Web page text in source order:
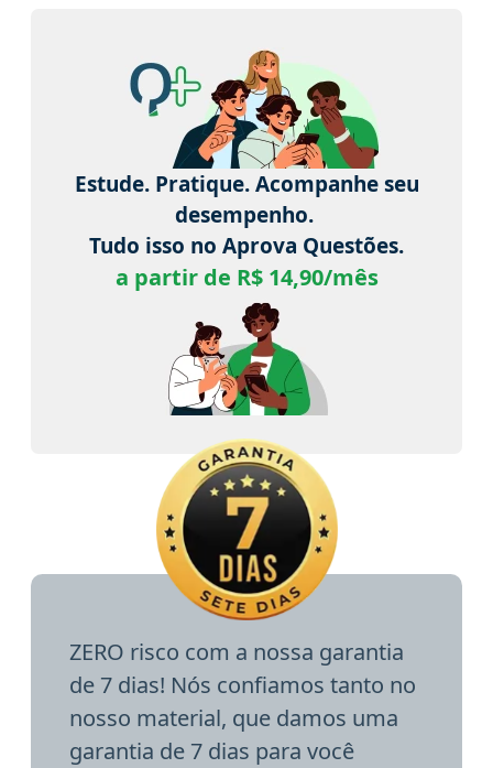
Estude. Pratique. Acompanhe seu
desempenho.
Tudo isso no Aprova Questões.
a partir de R$ 14,90/mês
ZERO risco com a nossa garantia
de 7 dias! Nós confiamos tanto no
nosso material, que damos uma
garantia de 7 dias para você